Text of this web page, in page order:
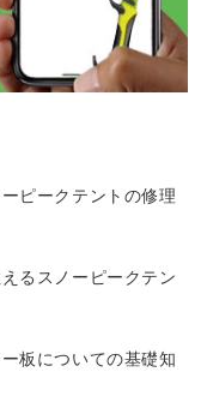
ピークテントの修理
るスノーピークテン
板についての基礎知